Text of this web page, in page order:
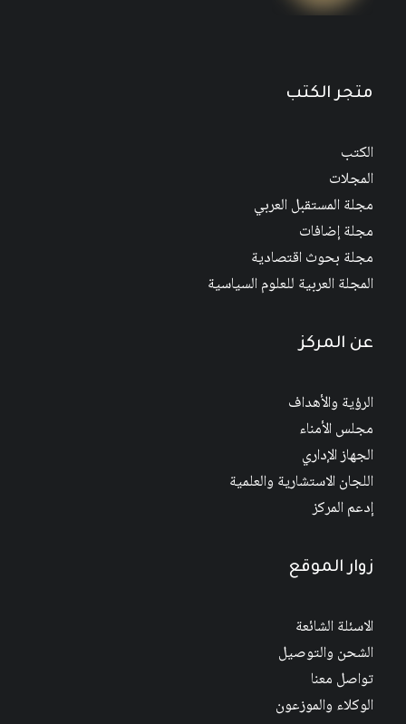
متجر الكتب
الكتب
المجلات
مجلة المستقبل العربي
مجلة إضافات
مجلة بحوث اقتصادية
المجلة العربية للعلوم السياسية
عن المركز
الرؤية والأهداف
مجلس الأمناء
الجهاز الإداري
اللجان الاستشارية والعلمية
إدعم المركز
زوار الموقع
الاسئلة الشائعة
الشحن والتوصيل
تواصل معنا
الوكلاء والموزعون